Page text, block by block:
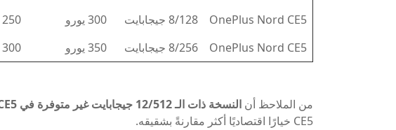
OnePlus Nord CE5
8/128 جيجابايت 300 يورو 250 جنيه إسترليني
OnePlus Nord CE5
8/256 جيجابايت 350 يورو 300 جنيه إسترليني
من الملاحظ أن النسخة ذات الـ 12/512 جيجابايت غير متوفرة في Nord CE5
CE5 خيارًا اقتصاديًا أكثر مقارنةً بشقيقه.